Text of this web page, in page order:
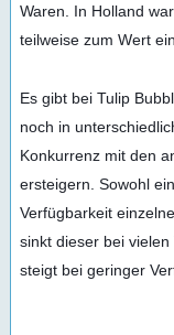
Waren. In Holland
teilweise zum Wert
Es gibt bei Tulip
noch in unters
Konkurrenz mit den
ersteigern. Sowohl
Verfügbarkeit
sinkt dieser bei
steigt bei geringer